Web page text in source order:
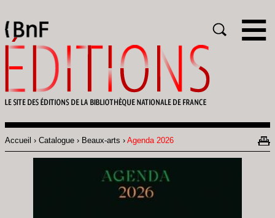
Fil
d'Ariane
Accueil Catalogue Beaux-arts Agenda 2026